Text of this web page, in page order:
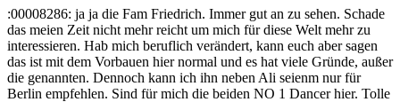
:00008286: ja ja die Fam Friedrich. Immer gut an zu sehen. Schade
das meien Zeit nicht mehr reicht um mich für diese Welt mehr zu
interessieren. Hab mich beruflich verändert, kann euch aber sagen
das ist mit dem Vorbauen hier normal und es hat viele Gründe, außer
die genannten. Dennoch kann ich ihn neben Ali seienm nur für
Berlin empfehlen. Sind für mich die beiden NO 1 Dancer hier. Tolle